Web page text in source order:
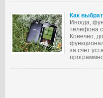
Как
Иногда,
телефона
Конечно,
за счёт